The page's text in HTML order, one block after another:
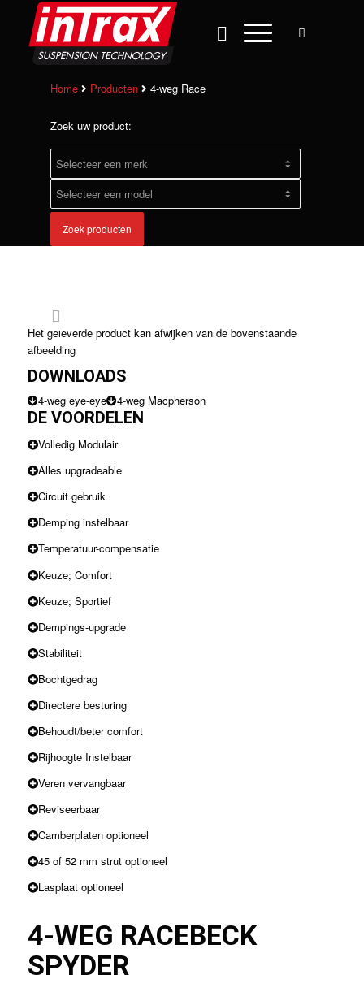
Home Producten 4-weg Race
Zoek uw product:
Zoek producten
Het geleverde product kan afwijken van de bovenstaande
afbeelding
DOWNLOADS
4-weg eye-eye 4-weg Macpherson
DE VOORDELEN
Volledig Modulair
Alles upgradeable
Circuit gebruik
Demping instelbaar
Temperatuur-compensatie
Keuze; Comfort
Keuze; Sportief
Dempings-upgrade
Stabiliteit
Bochtgedrag
Directere besturing
Behoudt/beter comfort
Rijhoogte Instelbaar
Veren vervangbaar
Reviseerbaar
Camberplaten optioneel
45 of 52 mm strut optioneel
Lasplaat optioneel
4-WEG RACEBECK
SPYDER